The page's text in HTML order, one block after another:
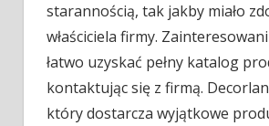
starannością, tak jakby miało
właściciela firmy.
łatwo uzyskać pełny katalog
kontaktując się z firmą.
który dostarcza wyjątkowe